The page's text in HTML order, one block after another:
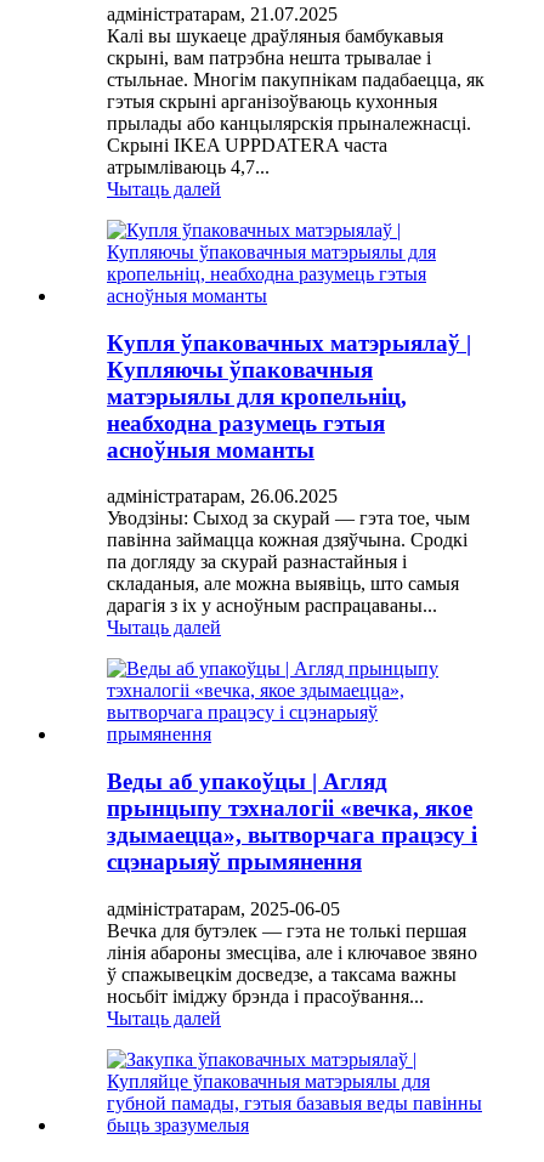
адміністратарам, 21.07.2025
Калі вы шукаеце драўляныя бамбукавыя
скрыні, вам патрэбна нешта трывалае і
стыльнае. Многім пакупнікам падабаецца, як
гэтыя скрыні арганізоўваюць кухонныя
прылады або канцылярскія прыналежнасці.
Скрыні IKEA UPPDATERA часта
атрымліваюць 4,7...
Чытаць далей
Купля ўпаковачных матэрыялаў |
Купляючы ўпаковачныя
матэрыялы для кропельніц,
неабходна разумець гэтыя
асноўныя моманты
адміністратарам, 26.06.2025
Уводзіны: Сыход за скурай — гэта тое, чым
павінна займацца кожная дзяўчына. Сродкі
па догляду за скурай разнастайныя і
складаныя, але можна выявіць, што самыя
дарагія з іх у асноўным распрацаваны...
Чытаць далей
Веды аб упакоўцы | Агляд
прынцыпу тэхналогіі «вечка, якое
здымаецца», вытворчага працэсу і
сцэнарыяў прымянення
адміністратарам, 2025-06-05
Вечка для бутэлек — гэта не толькі першая
лінія абароны змесціва, але і ключавое звяно
ў спажывецкім досведзе, а таксама важны
носьбіт іміджу брэнда і прасоўвання...
Чытаць далей